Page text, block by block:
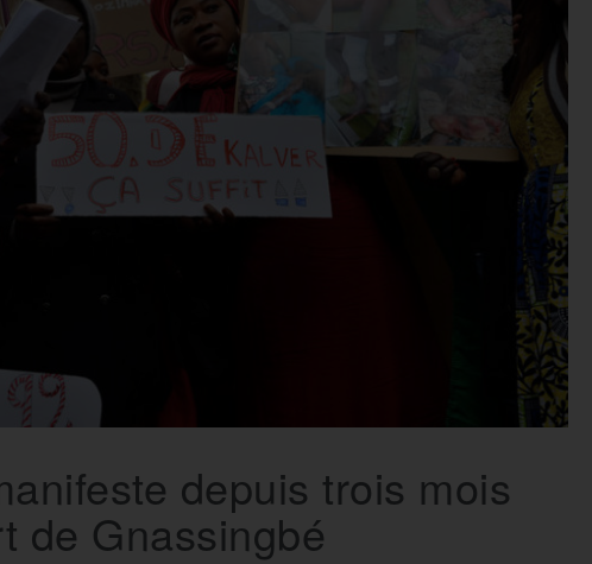
depuis trois mois
de Gnassingbé